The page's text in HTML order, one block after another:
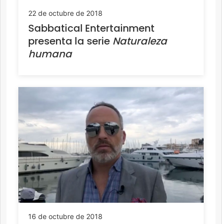
22 de octubre de 2018
Sabbatical Entertainment
presenta la serie Naturaleza
humana
16 de octubre de 2018